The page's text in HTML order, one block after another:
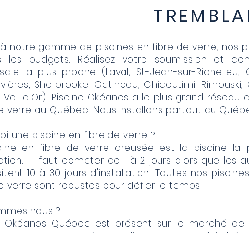
notre gamme de piscines en fibre de verre, nos
les budgets. Réalisez votre soumission et
la plus proche (Laval, St-Jean-sur-Richelieu,
Sherbrooke, Gatineau, Chicoutimi,
Val-d'Or). Piscine Okéanos a le plus grand réseau
verre au Québec. Nous installons partout au
une piscine en fibre de verre ?
en fibre de verre creusée est la piscine la
Il faut compter de 1 à 2 jours alors que les
10 à 30 jours d'installation. Toutes nos
verre sont robustes pour défier le temps.
nous ?
Okéanos Québec est présent sur le marché